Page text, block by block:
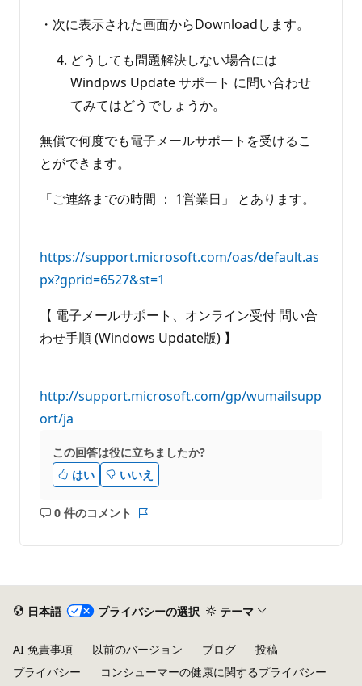
・次に表示された画面からDownloadします。
どうしても問題解決しない場合には
Windpws Update サポート に問い合わせ
てみてはどうでしょうか。
無償で何度でも電子メールサポートを受けるこ
とができます。
「ご連絡までの時間 ： 1営業日」 とあります。
https://support.microsoft.com/oas/default.as
px?gprid=6527&st=1
【 電子メールサポート、オンライン受付 問い合
わせ手順 (Windows Update版) 】
http://support.microsoft.com/gp/wumailsupp
ort/ja
この回答は役に立ちましたか?
はい
いいえ
0 件のコメント
コ
は
あ
り
せ
日本語 プライバシーの選択 テーマ
AI 免責事項 以前のバージョン ブログ
投稿
プライバシー
コンシューマーの健康に関するプライバシー